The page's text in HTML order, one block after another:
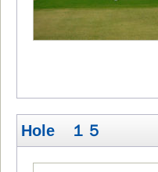
Hole １５